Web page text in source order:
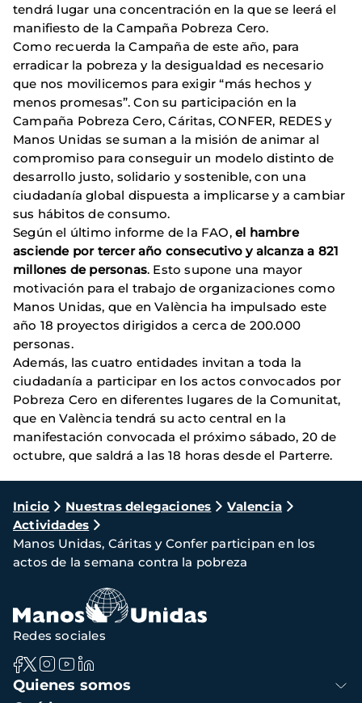
tendrá lugar una concentración en la que se leerá el
manifiesto de la Campaña Pobreza Cero.
Como recuerda la Campaña de este año, para
erradicar la pobreza y la desigualdad es necesario
que nos movilicemos para exigir “más hechos y
menos promesas”. Con su participación en la
Campaña Pobreza Cero, Cáritas, CONFER, REDES y
Manos Unidas se suman a la misión de animar al
compromiso para conseguir un modelo distinto de
desarrollo justo, solidario y sostenible, con una
ciudadanía global dispuesta a implicarse y a cambiar
sus hábitos de consumo.
Según el último informe de la FAO, el hambre
asciende por tercer año consecutivo y alcanza a 821
millones de personas. Esto supone una mayor
motivación para el trabajo de organizaciones como
Manos Unidas, que en València ha impulsado este
año 18 proyectos dirigidos a cerca de 200.000
personas.
Además, las cuatro entidades invitan a toda la
ciudadanía a participar en los actos convocados por
Pobreza Cero en diferentes lugares de la Comunitat,
que en València tendrá su acto central en la
manifestación convocada el próximo sábado, 20 de
octubre, que saldrá a las 18 horas desde el Parterre.
Ruta
de
navegación
Inicio Nuestras delegaciones
Valencia
Actividades
Manos Unidas, Cáritas y Confer participan en los
actos de la semana contra la pobreza
Navegación
principal
Quienes somos
Redes sociales